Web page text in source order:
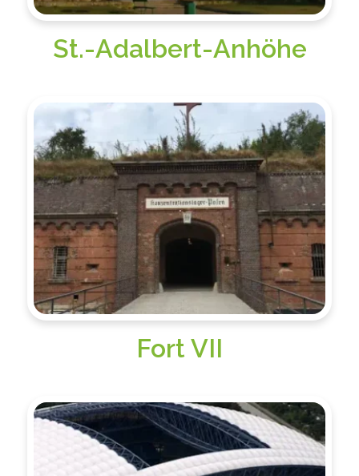
St.-Adalbert-Anhöhe
Fort VII